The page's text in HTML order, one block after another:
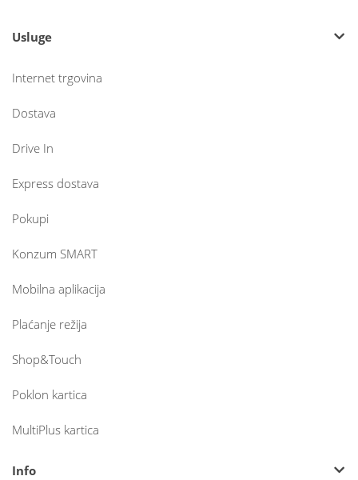
Usluge
Internet trgovina
Dostava
Drive In
Express dostava
Pokupi
Konzum SMART
Mobilna aplikacija
Plaćanje režija
Shop&Touch
Poklon kartica
MultiPlus kartica
Info